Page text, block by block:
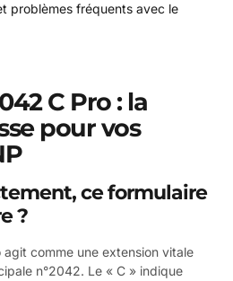
problèmes fréquents avec le
C Pro : la
pour vos
ce formulaire
?
comme une extension vitale
n°2042. Le « C » indique